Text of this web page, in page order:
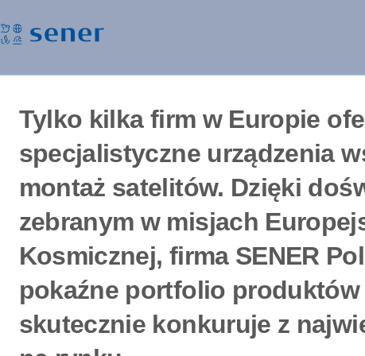
Tylko kilka firm w Europie
specjalistyczne urządzenia
montaż satelitów. Dzięki
zebranym w misjach
Kosmicznej, firma SENER
pokaźne portfolio produktów
skutecznie konkuruje z